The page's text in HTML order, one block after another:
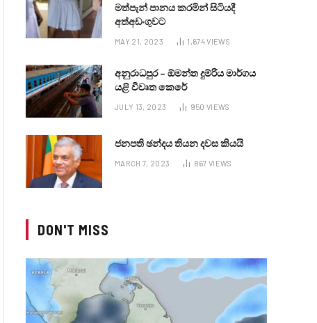
මත්පැන් පානය කරමින් සිටියදී
අත්අඩංගුවට
MAY 21, 2023 1,674VIEWS
අනුරාධපුර – ඕමන්ත දුම්රිය මාර්ගය
යළි විවෘත කෙරේ
JULY 13, 2023 950 VIEWS
ජනපති ඡන්දය තියන දවස කියයි
MARCH 7, 2023 867 VIEWS
DON'T MISS